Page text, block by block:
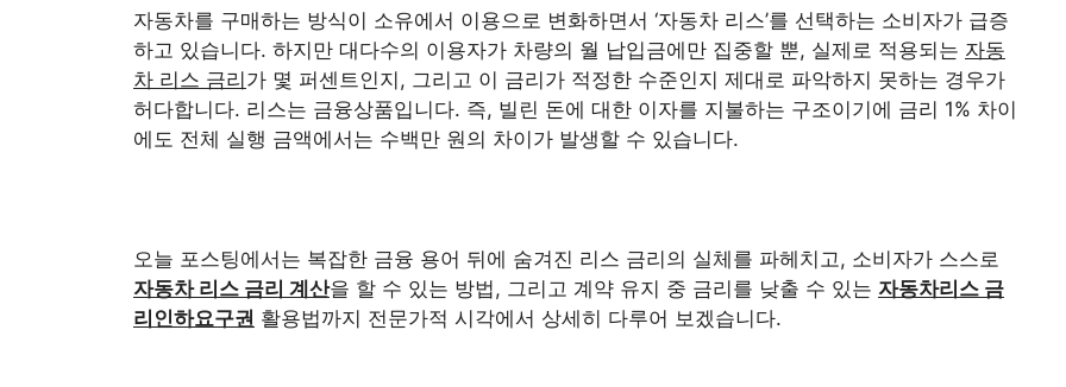
자동차를 구매하는 방식이 소유에서 이용으로 변화하면서 ‘자동차 리스’를 선택하는 소비자가 급증
하고 있습니다. 하지만 대다수의 이용자가 차량의 월 납입금에만 집중할 뿐, 실제로 적용되는 자동
차 리스 금리 가 몇 퍼센트인지, 그리고 이 금리가 적정한 수준인지 제대로 파악하지 못하는 경우가
허다합니다. 리스는 금융상품입니다. 즉, 빌린 돈에 대한 이자를 지불하는 구조이기에 금리 1% 차이
에도 전체 실행 금액에서는 수백만 원의 차이가 발생할 수 있습니다.
오늘 포스팅에서는 복잡한 금융 용어 뒤에 숨겨진 리스 금리의 실체를 파헤치고, 소비자가 스스로
자동차 리스 금리 계산을 할 수 있는 방법, 그리고 계약 유지 중 금리를 낮출 수 있는 자동차리스 금
리인하요구권 활용법까지 전문가적 시각에서 상세히 다루어 보겠습니다.